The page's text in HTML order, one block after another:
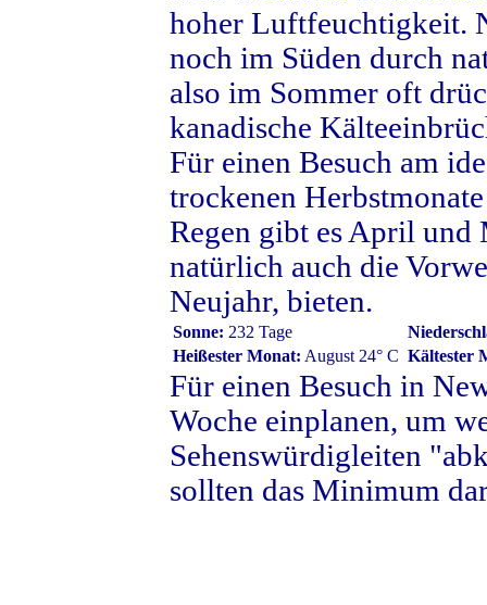
hoher Luftfeuchtigkeit.
noch im Süden durch
also im Sommer oft
kanadische
Für einen Besuch am
trockenen
Regen gibt es April und
natürlich auch die
Neujahr, bieten.
Sonne: 232 Tage
Heißester Monat: August 24° C Kältester
Für einen Besuch in
Woche einplanen, um
Sehenswürdigleiten
sollten das Minimum